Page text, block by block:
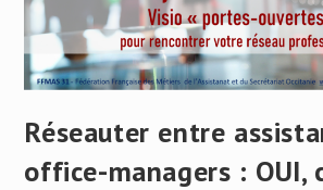
Réseauter entre
office-managers : OUI,